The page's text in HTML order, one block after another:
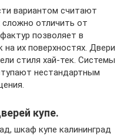
вариантом считают
отличить от
позволяет в
их поверхностях. Двери
стиля хай-тек. Системы
нестандартным
купе.
шкаф купе калининград